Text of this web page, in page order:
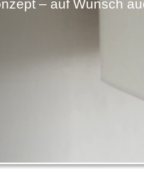
– auf Wunsch